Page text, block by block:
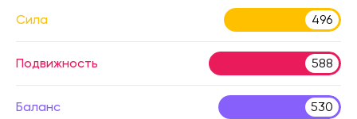
Сила 496
Подвижность 588
Баланс 530